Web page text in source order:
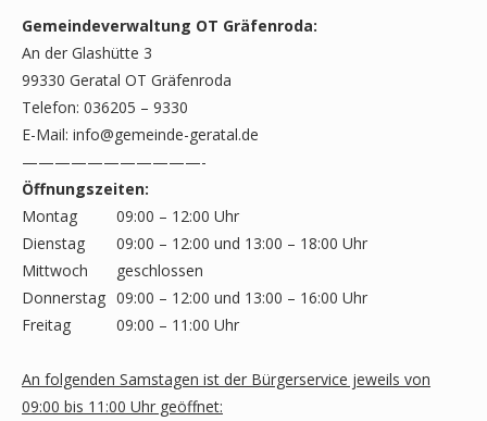
Gemeindeverwaltung OT Gräfenroda:
An der Glashütte 3
99330 Geratal OT Gräfenroda
Telefon: 036205 – 9330
E-Mail: info@gemeinde-geratal.de
———————————-
Öffnungszeiten:
Montag
09:00 – 12:00 Uhr
Dienstag
09:00 – 12:00 und 13:00 – 18:00 Uhr
Mittwoch
geschlossen
Donnerstag 09:00 – 12:00 und 13:00 – 16:00 Uhr
Freitag
09:00 – 11:00 Uhr
An folgenden Samstagen ist der Bürgerservice jeweils von
09:00 bis 11:00 Uhr geöffnet: